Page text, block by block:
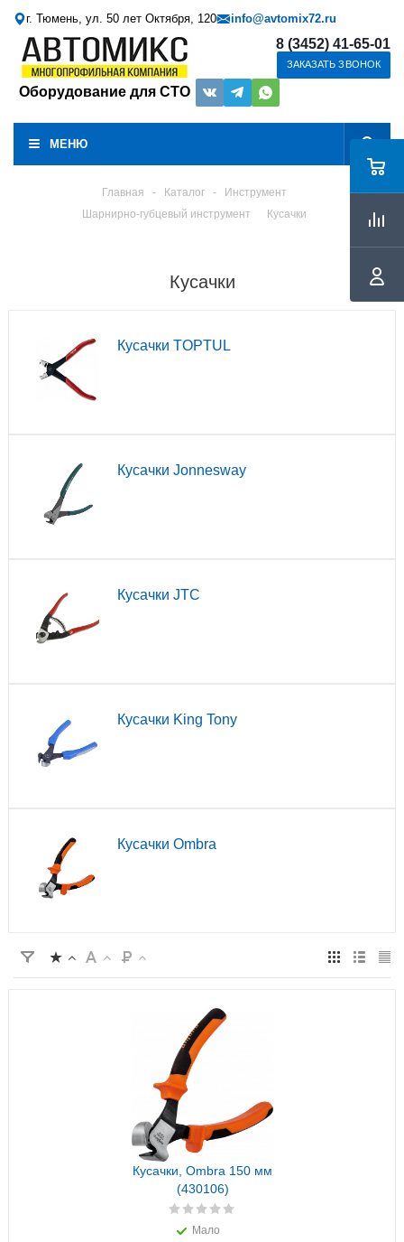
г. Тюмень, ул. 50 лет Октября, 120 info@avtomix72.ru
Оборудование для СТО
8 (3452) 41-65-01
ЗАКАЗАТЬ ЗВОНОК
МЕНЮ
Главная - Каталог -
Инструмент
Шарнирно-губцевый инструмент
Кусачки
Кусачки
Кусачки TOPTUL
Кусачки Jonnesway
Кусачки JTC
Кусачки King Tony
Кусачки Ombra
Кусачки, Ombra 150 мм
(430106)
Мало